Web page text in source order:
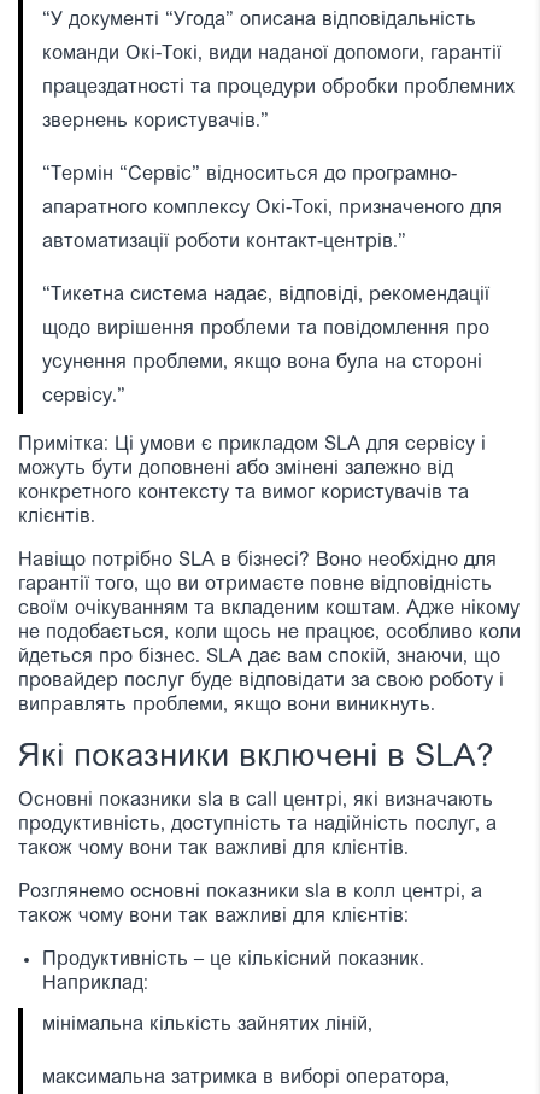
“У документі “Угода” описана відповідальність
команди Окi-Токi, види наданої допомоги, гарантії
працездатності та процедури обробки проблемних
звернень користувачів.”
“Термін “Сервіс” відноситься до програмно-
апаратного комплексу Окi-Токi, призначеного для
автоматизації роботи контакт-центрів.”
“Тикетна система надає, відповіді, рекомендації
щодо вирішення проблеми та повідомлення про
усунення проблеми, якщо вона була на стороні
сервісу.”
Примітка: Ці умови є прикладом SLA для сервісу і
можуть бути доповнені або змінені залежно від
конкретного контексту та вимог користувачів та
клієнтів.
Навіщо потрібно SLA в бізнесі? Воно необхідно для
гарантії того, що ви отримаєте повне відповідність
своїм очікуванням та вкладеним коштам. Адже нікому
не подобається, коли щось не працює, особливо коли
йдеться про бізнес. SLA дає вам спокій, знаючи, що
провайдер послуг буде відповідати за свою роботу і
виправлять проблеми, якщо вони виникнуть.
Які показники включені в SLA?
Основні показники sla в call центрі, які визначають
продуктивність, доступність та надійність послуг, а
також чому вони так важливі для клієнтів.
Розглянемо основні показники sla в колл центрі, а
також чому вони так важливі для клієнтів:
Продуктивність – це кількісний показник.
Наприклад:
мінімальна кількість зайнятих ліній,
максимальна затримка в виборі оператора,